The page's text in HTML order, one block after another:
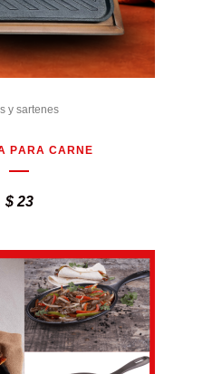
y sartenes
PARA CARNE
$23